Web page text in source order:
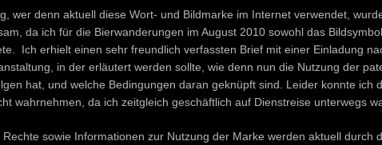
wer denn aktuell diese Wort- und Bildmarke im Internet verwendet,
da ich für die Bierwanderungen im August 2010 sowohl das
Ich erhielt einen sehr freundlich verfassten Brief mit einer Einladung
in der erläutert werden sollte, wie denn nun die Nutzung der
hat, und welche Bedingungen daran geknüpft sind. Leider konnte ich
wahrnehmen, da ich zeitgleich geschäftlich auf Dienstreise unterwegs
sowie Informationen zur Nutzung der Marke werden aktuell durch